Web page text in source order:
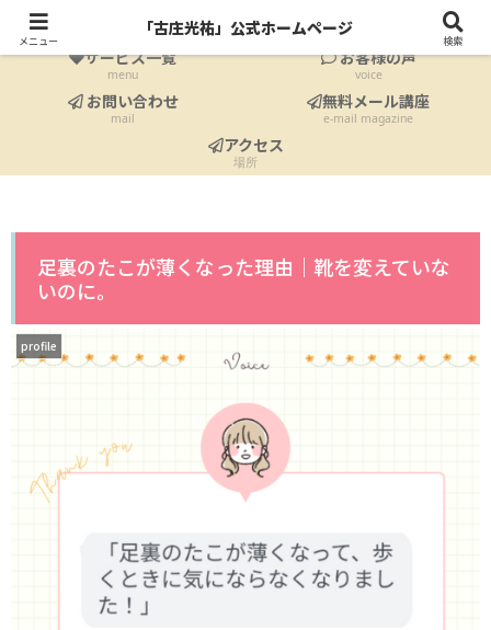
profile
サービス一覧
menu
お客様の声
voice
お問い合わせ
mail
無料メール講座
e-mail magazine
アクセス
場所
足裏のたこが薄くなった理由｜靴を変えていな
いのに。
profile
メニュー
「古庄光祐」公式ホームページ
検索